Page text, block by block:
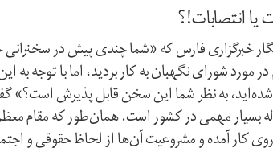
یا انتصابات!؟
خبرگزاری فارس که «شما چندی پیش در سخنرانی
شده‌اید، به نظر شما این سخن قابل پذیرش است؟»
بسیار مهمی در کشور است. همان‌طور که مقام
کار آمده و مشروعیت آن‌ها از لحاظ حقوقی و